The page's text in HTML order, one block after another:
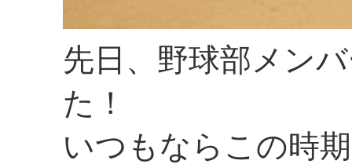
先日、野球部メン
た！
いつもならこの時